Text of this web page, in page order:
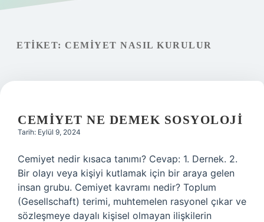
Gizlilik Politikası
ETIKET: CEMIYET NASIL KURULUR
CEMIYET NE DEMEK SOSYOLOJI
Tarih: Eylül 9, 2024
Cemiyet nedir kısaca tanımı? Cevap: 1. Dernek. 2.
Bir olayı veya kişiyi kutlamak için bir araya gelen
insan grubu. Cemiyet kavramı nedir? Toplum
(Gesellschaft) terimi, muhtemelen rasyonel çıkar ve
sözleşmeye dayalı kişisel olmayan ilişkilerin